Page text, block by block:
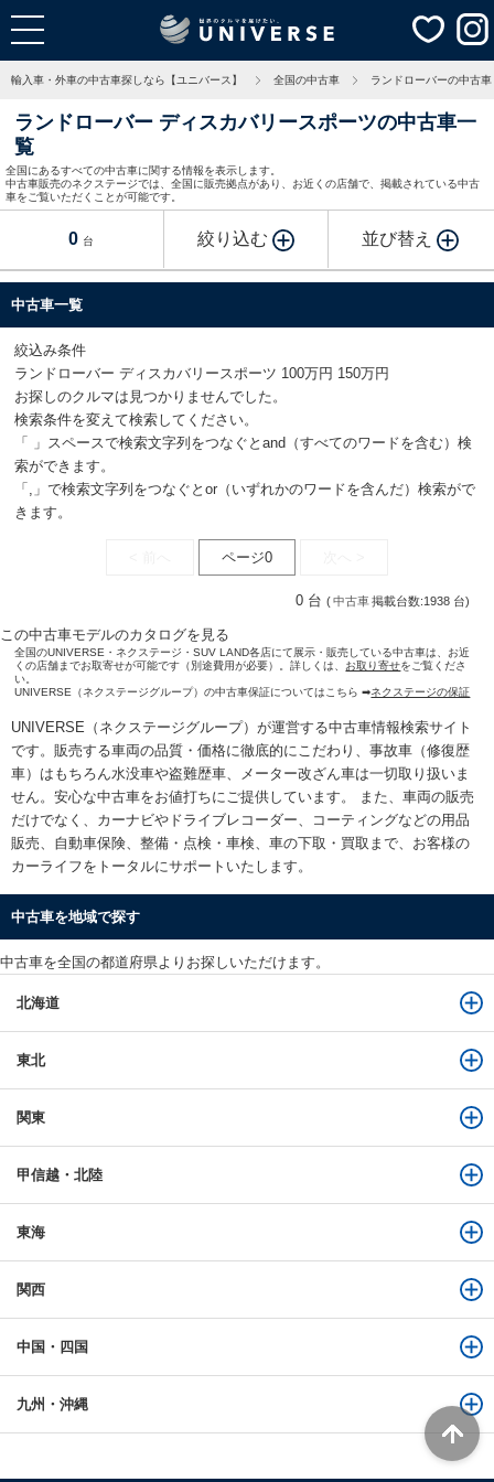
輸入車・外車の中古車探しなら【ユニバース】 全国の中古車 ランドローバーの中古車
ランドローバー ディスカバリースポーツの中古車一
覧
全国にあるすべての中古車に関する情報を表示します。
中古車販売のネクステージでは、全国に販売拠点があり、お近くの店舗で、掲載されている中古
車をご覧いただくことが可能です。
0 台 絞り込む 並び替え
中古車一覧
絞込み条件
ランドローバー ディスカバリースポーツ 100万円 150万円
お探しのクルマは見つかりませんでした。
検索条件を変えて検索してください。
「 」スペースで検索文字列をつなぐとand（すべてのワードを含む）検
索ができます。
「,」で検索文字列をつなぐとor（いずれかのワードを含んだ）検索がで
きます。
ページ0
0 台 (中古車掲載台数:1938 台)
この中古車モデルのカタログを見る
全国のUNIVERSE・ネクステージ・SUV LAND各店にて展示・販売している中古車は、お近
くの店舗までお取寄せが可能です（別途費用が必要）。詳しくは、 お取り寄せをご覧くださ
い。
UNIVERSE（ネクステージグループ）の中古車保証についてはこちら ➡ネクステージの保証
UNIVERSE（ネクステージグループ）が運営する中古車情報検索サイト
です。販売する車両の品質・価格に徹底的にこだわり、事故車（修復歴
車）はもちろん水没車や盗難歴車、メーター改ざん車は一切取り扱いま
せん。安心な中古車をお値打ちにご提供しています。 また、車両の販売
だけでなく、カーナビやドライブレコーダー、コーティングなどの用品
販売、自動車保険、整備・点検・車検、車の下取・買取まで、お客様の
カーライフをトータルにサポートいたします。
中古車を地域で探す
中古車を全国の都道府県よりお探しいただけます。
北海道
東北
関東
甲信越・北陸
東海
関西
中国・四国
九州・沖縄